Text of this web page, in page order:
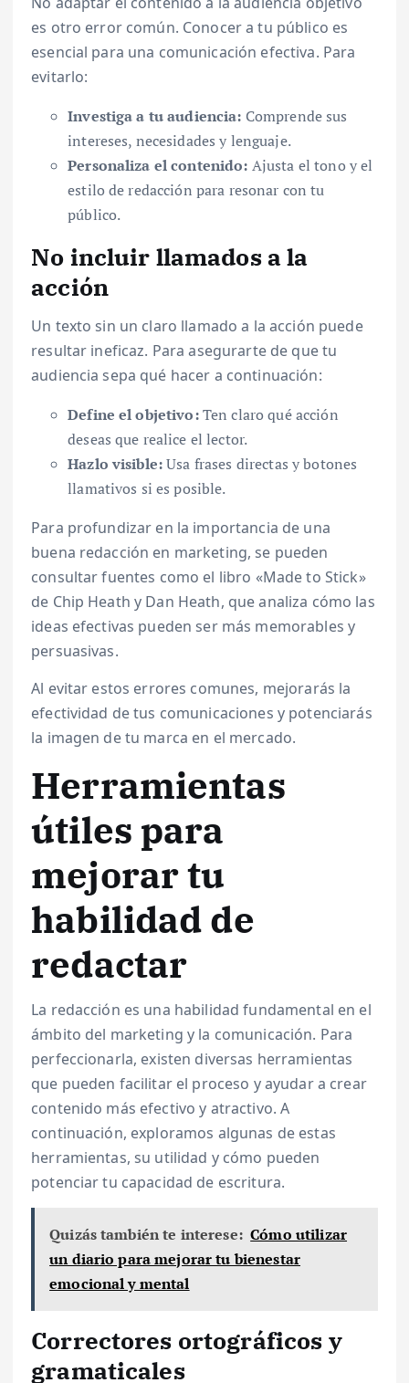
es otro error común. Conocer a tu público es
esencial para una comunicación efectiva. Para
evitarlo:
Investiga a tu audiencia: Comprende sus
intereses, necesidades y lenguaje.
Personaliza el contenido: Ajusta el tono y el
estilo de redacción para resonar con tu
público.
No incluir llamados a la
acción
Un texto sin un claro llamado a la acción puede
resultar ineficaz. Para asegurarte de que tu
audiencia sepa qué hacer a continuación:
Define el objetivo:Ten claro qué acción
deseas que realice el lector.
Hazlo visible:Usa frases directas y botones
llamativos si es posible.
Para profundizar en la importancia de una
buena redacción en marketing, se pueden
consultar fuentes como el libro «Made to Stick»
de Chip Heath y Dan Heath, que analiza cómo las
ideas efectivas pueden ser más memorables y
persuasivas.
Al evitar estos errores comunes, mejorarás la
efectividad de tus comunicaciones y potenciarás
la imagen de tu marca en el mercado.
Herramientas
útiles para
mejorar tu
habilidad de
redactar
La redacción es una habilidad fundamental en el
ámbito del marketing y la comunicación. Para
perfeccionarla, existen diversas herramientas
que pueden facilitar el proceso y ayudar a crear
contenido más efectivo y atractivo. A
continuación, exploramos algunas de estas
herramientas, su utilidad y cómo pueden
potenciar tu capacidad de escritura.
Quizás también te interese: Cómo utilizar
un diario para mejorar tu bienestar
emocional y mental
Correctores ortográficos y
gramaticales